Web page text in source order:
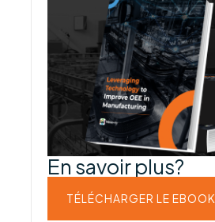
En savoir plus?
TÉLÉCHARGER LE EBOOK